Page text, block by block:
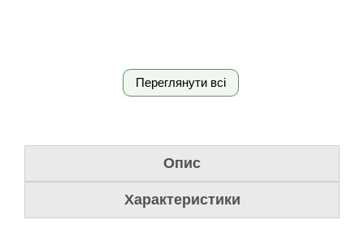
Переглянути всі
Опис
Характеристики